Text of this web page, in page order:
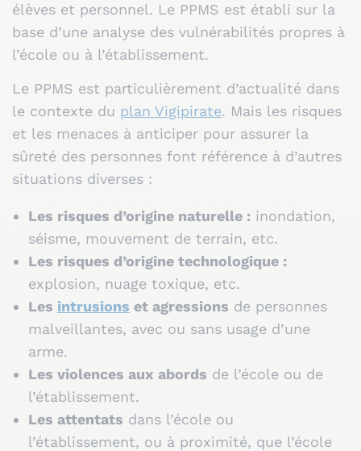
élèves et personnel. Le PPMS est établi sur la
base d’une analyse des vulnérabilités propres à
l’école ou à l’établissement.
Le PPMS est particulièrement d’actualité dans
le contexte du plan Vigipirate. Mais les risques
et les menaces à anticiper pour assurer la
sûreté des personnes font référence à d’autres
situations diverses :
Les risques d’origine naturelle : inondation,
séisme, mouvement de terrain, etc.
Les risques d’origine technologique :
explosion, nuage toxique, etc.
Les intrusions et agressions de personnes
malveillantes, avec ou sans usage d’une
arme.
Les violences aux abords de l’école ou de
l’établissement.
Les attentats dans l’école ou
l’établissement, ou à proximité, que l’école